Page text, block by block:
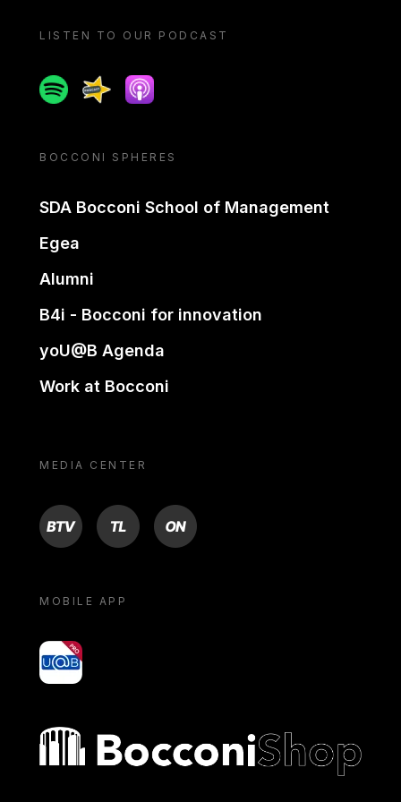
LISTEN TO OUR PODCAST
SpotifySpreakerApple podcast
BOCCONI SPHERES
SDA Bocconi School of Management
Egea
Alumni
B4i - Bocconi for innovation
yoU@B Agenda
Work at Bocconi
MEDIA CENTER
BTV TL ON
MOBILE APP
yoU@B
Bocconi shop